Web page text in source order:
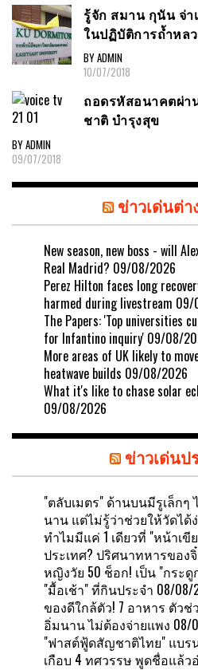
รู้จัก สมาน กุนัน จ่
ในปฏิบัติการถ้ำหล
BY ADMIN
10/07/2018
ถอดรหัสอนาคตผ่
ชาติ บำรุงสุข
BY ADMIN
09/07/2018
ข่าวเด่นต่า
New season, new boss - will
Real Madrid? 09/08/2026
Perez Hilton faces long
harmed during livestream 09/
The Papers: 'Top universities
for Infantino inquiry' 09/08/
More areas of UK likely to
heatwave builds 09/08/2026
What it's like to chase solar
09/08/2026
ข่าวเด่นป
"ตลับเมตร" ด้านบนมีรูเล็ก
นาน แต่ไม่รู้ว่าช่วยให้วัดได้
ทำไมมีแค่ 1 เดียวที่ "หน้าเ
ประเทศ? ปริศนาทหารของ
หญิงวัย 50 ช็อก! เป็น "กระ
"มื้อเช้า" ที่กินประจำ 08/08/
ของดีใกล้ตัว! 7 อาหาร ตัว
อิ่มนาน ไม่ต้องจ่ายแพง 08/
"ฟาสต์ฟู้ดสัญชาติไทย" แบร
เกือบ 4 ทศวรรษ พูดชื่อแล้